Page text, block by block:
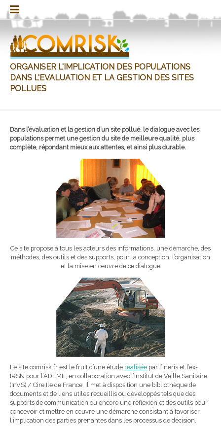
Aller
au
contenu
Comrisk
Conditions
d’utilisation
Etat
de
l’art
Enquête
cas
Présentation,
Sommaire
rapport
Sondage
des
sols
pollués
Glossaire
Guide FAQ
Plan
Préconisations
Présentation,
Sommaire
guide
Liens
et
docs
utiles
Documents
la
concertation
Pour
plus
loin…
Pour
plus
loin…
Réalisation
l’étude
Mentions
légales
Réalisation
de
l’étude
Réalisation
de
l’étude
Supports
de
com.
sur
sites
pollués
Brochures
poster
Diapos
Présentation,
Supports
Visionner
les
animations
ORGANISER L'IMPLICATION DES POPULATIONS
DANS L'EVALUATION ET LA GESTION DES SITES
POLLUES
Dans l’évaluation et la gestion d’un site pollué, le dialogue avec les
populations permet une gestion du site de meilleure qualité, plus
complète, répondant mieux aux attentes, et ainsi plus durable.
Ce site propose à tous les acteurs des informations, une démarche, des
méthodes, des outils et des supports, pour la conception, l’organisation
et la mise en œuvre de ce dialogue
Le site comrisk.fr est le fruit d’une étude réalisée par l’Ineris et l’ex-
IRSN pour l’ADEME, en collaboration avec l’Institut de Veille Sanitaire
(InVS) / Cire Ile de France. Il met à disposition une bibliothèque de
documents et de liens utiles recueillis ou développés tels que des
supports de communication ou encore une réflexion et des outils pour
concevoir et mettre en œuvre une démarche consistant à favoriser
l’implication des parties prenantes dans les processus de décision.